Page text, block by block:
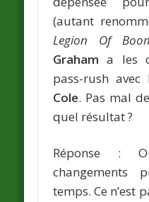
(autant
Legion Of
Graham a les
pass-rush
Cole. Pas mal
quel résultat ?
Réponse :
changements
temps. Ce n’est